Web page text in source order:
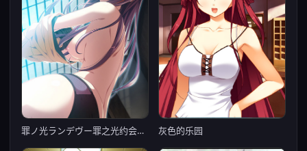
罪ノ光ランデヴー罪之光约会【PC0818】 灰色的乐园